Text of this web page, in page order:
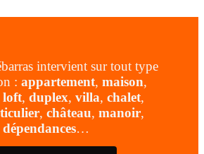
intervient sur tout type
: appartement, maison,
loft, duplex, villa, chalet,
,château,manoir,
dépendances…